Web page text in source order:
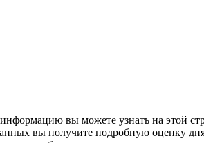
вы можете узнать на этой
вы получите подробную оценку